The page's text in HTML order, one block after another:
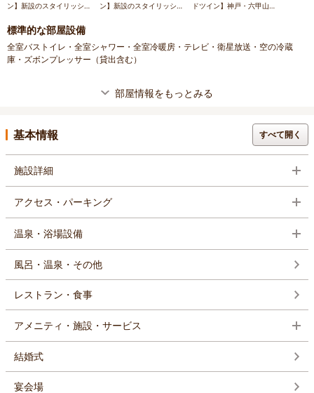
ン】新設のスタイリッシュ
たご滞在を提供いたしま
す。
ン】新設のスタイリッシュ
ドツイン】神戸・六甲山の
標準的な部屋設備
全室バストイレ・全室シャワー・全室冷暖房・テレビ・衛星放送・空の冷蔵
庫・ズボンプレッサー（貸出含む）
部屋情報をもっとみる
基本情報 すべて開く
施設詳細
アクセス・パーキング
温泉・浴場設備
風呂・温泉・その他
レストラン・食事
アメニティ・施設・サービス
結婚式
宴会場